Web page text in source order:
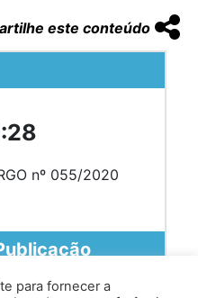
este conteúdo
nº 055/2020
para fornecer a